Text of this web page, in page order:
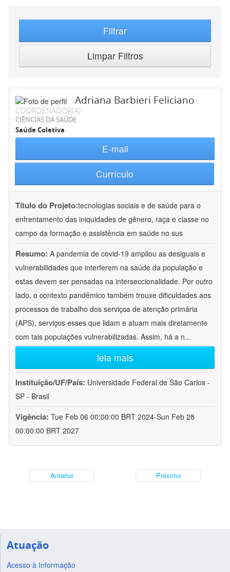
Filtrar
Limpar Filtros
Adriana Barbieri Feliciano
COORDENADOR(A)
CIÊNCIAS DA SAÚDE
Saúde Coletiva
E-mail
Currículo
Título do Projeto:tecnologias sociais e de saúde para o
enfrentamento das iniquidades de gênero, raça e classe no
campo da formação e assistência em saúde no sus
Resumo: A pandemia de covid-19 ampliou as desiguais e
vulnerabilidades que interferem na saúde da população e
estas devem ser pensadas na interseccionalidade. Por outro
lado, o contexto pandêmico também trouxe dificuldades aos
processos de trabalho dos serviços de atenção primária
(APS), serviços esses que lidam e atuam mais diretamente
com tais populações vulnerabilizadas. Assim, há a n...
leia mais
Instituição/UF/País: Universidade Federal de São Carlos -
SP - Brasil
Vigência: Tue Feb 06 00:00:00 BRT 2024-Sun Feb 28
00:00:00 BRT 2027
Anterior Próximo
Atuação
Acesso à Informação